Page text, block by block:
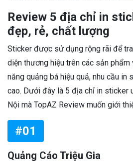
Review 5 địa chỉ in
đẹp, rẻ, chất lượng
Sticker được sử dụng rộng rãi để
diện thương hiệu trên các sản
năng quảng bá hiệu quả, nhu cầu in
cao. Dưới đây là 5 địa chỉ in sticker
Nội mà TopAZ Review muốn giới
#01
Quảng Cáo Triệu Gia